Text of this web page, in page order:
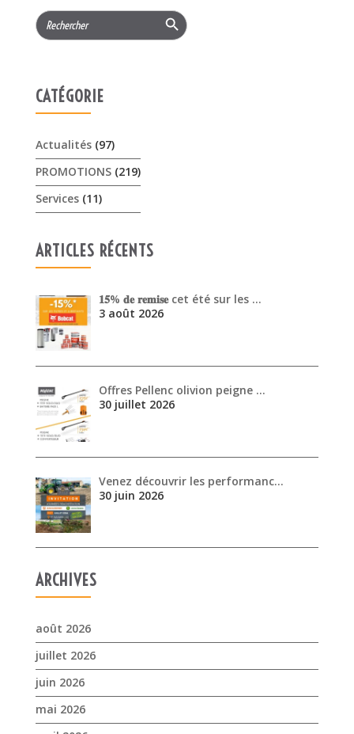
Search
for:
Search Button
CATÉGORIE
Actualités(97)
PROMOTIONS(219)
Services(11)
ARTICLES RÉCENTS
𝟏𝟓% 𝐝𝐞 𝐫𝐞𝐦𝐢𝐬𝐞 cet été sur les …
3 août 2026
Offres Pellenc olivion peigne …
30 juillet 2026
Venez découvrir les performanc…
30 juin 2026
ARCHIVES
août 2026
juillet 2026
juin 2026
mai 2026